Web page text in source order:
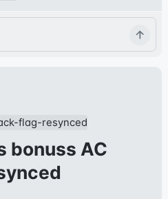
flag-resynced
bonuss AC